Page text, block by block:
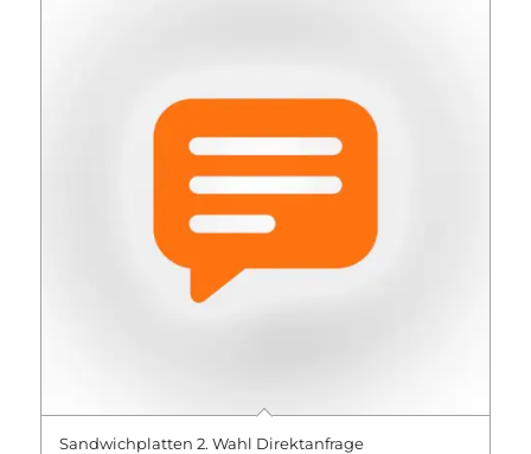
Sandwichplatten 2. Wahl Direktanfrage